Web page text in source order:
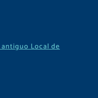
antiguo Local de